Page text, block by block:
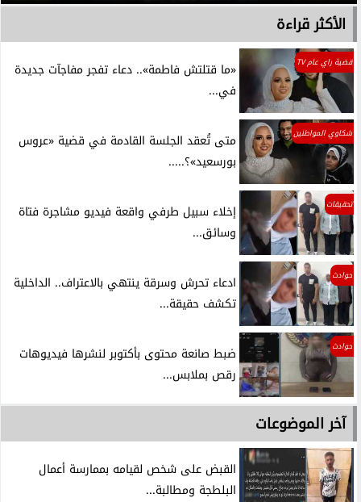
الأكثر قراءة
قضية راي عام TV
«ما قتلتش فاطمة».. دعاء تفجر مفاجآت جديدة
في...
شكاوي المواطنين
متى تُعقد الجلسة القادمة في قضية «عروس
بورسعيد»؟.....
تحقيقات
إخلاء سبيل طرفي واقعة فيديو مشاجرة فتاة
وسائق...
حوادث
ادعاء تحرش وسرقة ينتهي بالاعتراف.. الداخلية
تكشف حقيقة...
حوادث
ضبط صانعة محتوى بأكتوبر لنشرها فيديوهات
رقص بملابس...
آخر الموضوعات
القبض على شخص لقيامه بممارسة أعمال
البلطجة ومطالبة...